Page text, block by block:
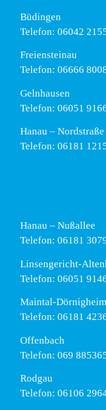
Büdingen
Telefon: 06042
Freiensteinau
Telefon: 06666
Gelnhausen
Telefon: 06051
Hanau – Nordstraße
Telefon: 06181
Hanau – Nußallee
Telefon: 06181
Linsengericht-
Telefon: 06051
Maintal-Dörnigheim
Telefon: 06181
Offenbach
Telefon: 069
Rodgau
Telefon: 06106